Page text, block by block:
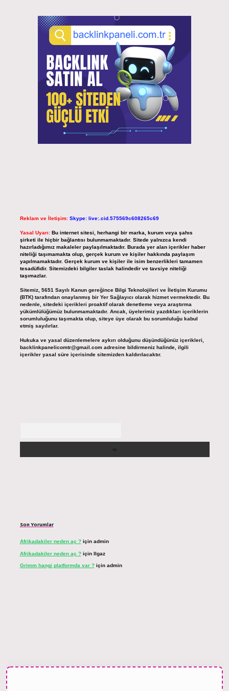
Reklam ve İletişim: Skype: live:.cid.575569c608265c69
Yasal Uyarı: Bu internet sitesi, herhangi bir marka, kurum veya şahıs
şirketi ile hiçbir bağlantısı bulunmamaktadır. Sitede yalnızca kendi
hazırladığımız makaleler paylaşılmaktadır. Burada yer alan içerikler haber
niteliği taşımamakta olup, gerçek kurum ve kişiler hakkında paylaşım
yapılmamaktadır. Gerçek kurum ve kişiler ile isim benzerlikleri tamamen
tesadüfidir. Sitemizdeki bilgiler taslak halindedir ve tavsiye niteliği
taşımazlar.
Sitemiz, 5651 Sayılı Kanun gereğince Bilgi Teknolojileri ve İletişim Kurumu
(BTK) tarafından onaylanmış bir Yer Sağlayıcı olarak hizmet vermektedir. Bu
nedenle, sitedeki içerikleri proaktif olarak denetleme veya araştırma
yükümlülüğümüz bulunmamaktadır. Ancak, üyelerimiz yazdıkları içeriklerin
sorumluluğunu taşımakta olup, siteye üye olarak bu sorumluluğu kabul
etmiş sayılırlar.
Hukuka ve yasal düzenlemelere aykırı olduğunu düşündüğünüz içerikleri,
backlinkpanelicomtr@gmail.comadresine bildirmeniz halinde, ilgili
içerikler yasal süre içerisinde sitemizden kaldırılacaktır.
Son Yorumlar
Afrikadakiler neden aç ?için admin
Afrikadakiler neden aç ?için Ilgaz
Grimm hangi platformda var ?için admin